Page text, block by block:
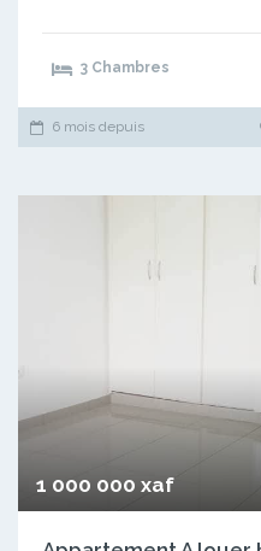
3 Chambres
6 mois depuis
1 000 000 xaf